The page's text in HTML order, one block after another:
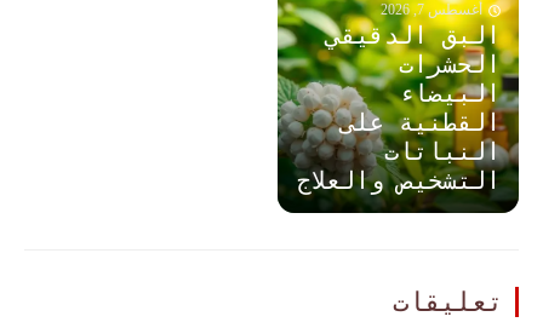
أغسطس 7, 2026
البق الدقيقي
الحشرات
البيضاء
القطنية على
النباتات
التشخيص والعلاج
تعليقات